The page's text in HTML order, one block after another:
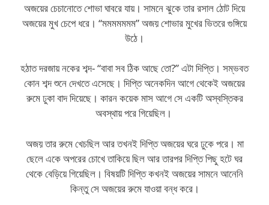
অজয়ের চেচানোতে শোভা ঘাবরে যায়। সামনে ঝুকে তার রসাল ঠোট দিয়ে
অজয়ের মুখ চেপে ধরে। “মমমমমমম” অজয় শোভার মুখের ভিতরে গুঙ্গিয়ে
উঠে।
হঠাত দরজায় নকের শব্দ- “বাবা সব ঠিক আছে তো?” এটা দিপ্তি। সম্ভবত
কোন শব্দ শুনে দেখতে এসেছে। দিপ্তি অনেকদিন আগে থেকেই অজয়ের
রুমে ঢুকা বাদ দিয়েছে। কারন কয়েক মাস আগে সে একটি অস্বস্তিকর
অবস্থায় পরে গিয়েছিল।
অজয় তার রুমে খেচছিল আর তখনই দিপ্তি অজয়ের ঘরে ঢুকে পরে। মা
ছেলে একে অপরের চোখে তাকিয়ে ছিল আর তারপর দিপ্তি পিছু হটে ঘর
থেকে বেড়িয়ে গিয়েছিল। বিষয়টি দিপ্তি কখনই অজয়ের সামনে আনেনি
কিন্তু সে অজয়ের রুমে যাওয়া বন্ধ করে।